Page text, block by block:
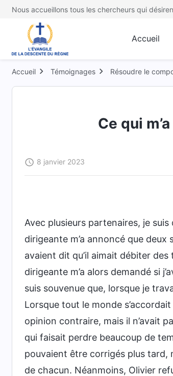
Nous accueillons tous les chercheurs qui
Accueil
Accueil Témoignages Résoudre le
Ce qui
8 janvier 2023
Avec plusieurs partenaires, je
dirigeante m’a annoncé que
avaient dit qu’il aimait débiter
dirigeante m’a alors demandé si
suis souvenue que, lorsque je
Lorsque tout le monde
opinion contraire, mais il n’avait
qui faisait perdre beaucoup de
pouvaient être corrigés plus tard,
de chacun. Néanmoins, Olivier